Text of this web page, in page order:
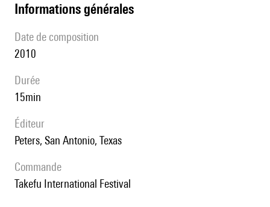
informations générales
date de composition
2010
durée
15min
éditeur
Peters, San Antonio, Texas
Commande
Takefu International Festival